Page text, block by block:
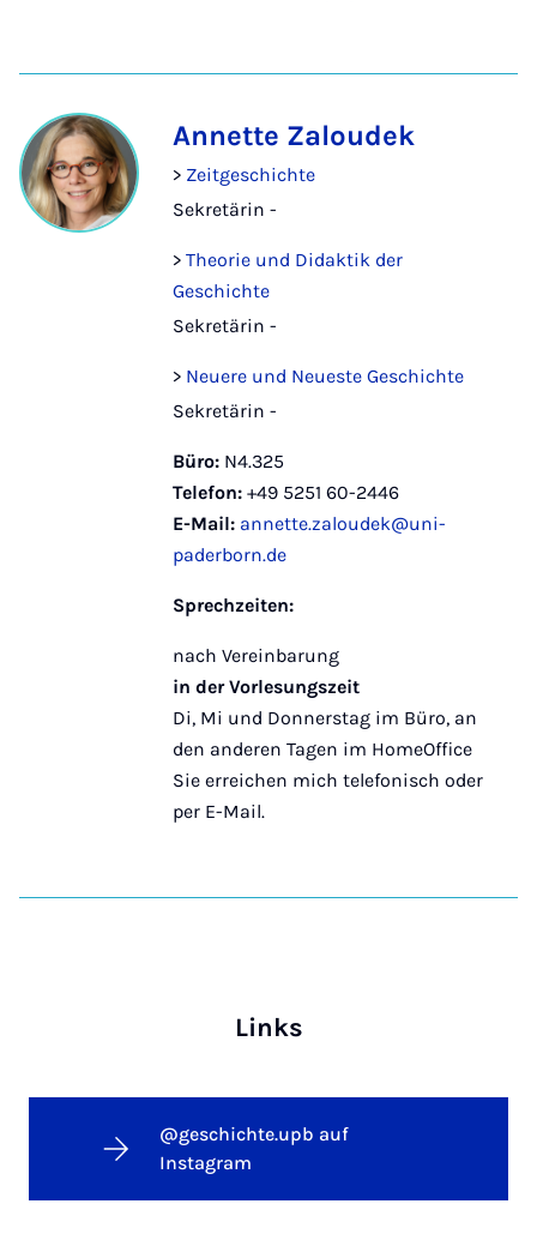
Annette Zaloudek
> Zeitgeschichte
Sekretärin -
> Theorie und Didaktik der
Geschichte
Sekretärin -
> Neuere und Neueste Geschichte
Sekretärin -
Büro: N4.325
Telefon: +49 5251 60-2446
E-Mail: annette.zaloudek@uni-
paderborn.de
Sprechzeiten:
nach Vereinbarung
in der Vorlesungszeit
Di, Mi und Donnerstag im Büro, an
den anderen Tagen im HomeOffice
Sie erreichen mich telefonisch oder
per E-Mail.
Links
@geschichte.upb auf
Instagram